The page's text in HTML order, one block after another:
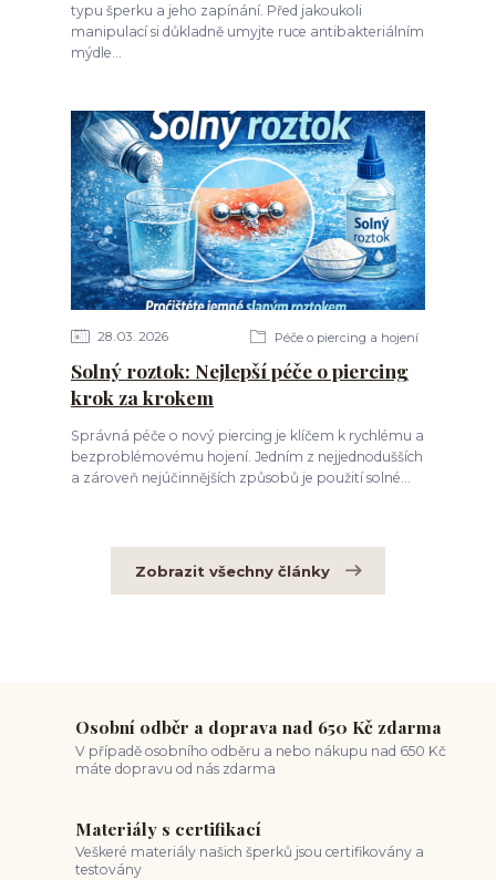
typu šperku a jeho zapínání. Před jakoukoli
manipulací si důkladně umyjte ruce antibakteriálním
mýdle...
28 03 2026 Péče o piercing a hojení
Solný roztok: Nejlepší péče o piercing
krok za krokem
Správná péče o nový piercing je klíčem k rychlému a
bezproblémovému hojení. Jedním z nejjednodušších
a zároveň nejúčinnějších způsobů je použití solné...
Zobrazit všechny články
Osobní odběr a doprava nad 650 Kč zdarma
V případě osobního odběru a nebo nákupu nad 650 Kč
máte dopravu od nás zdarma
Materiály s certifikací
Veškeré materiály našich šperků jsou certifikovány a
testovány